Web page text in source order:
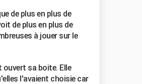
de plus en plus de
de plus en plus de
à jouer sur le
ouvert sa boite. Elle
l'avaient choisie car